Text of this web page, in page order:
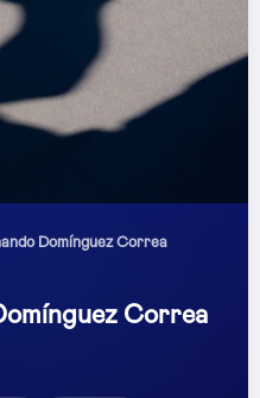
Domínguez Correa
Correa